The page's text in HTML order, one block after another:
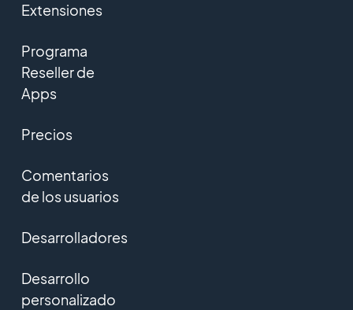
Extensiones
Programa
Reseller de
Apps
Precios
Comentarios
de los usuarios
Desarrolladores
Desarrollo
personalizado